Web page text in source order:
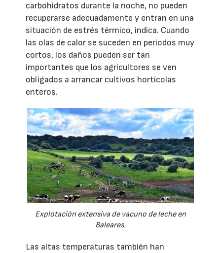
carbohidratos durante la noche, no pueden
recuperarse adecuadamente y entran en una
situación de estrés térmico, indica. Cuando
las olas de calor se suceden en periodos muy
cortos, los daños pueden ser tan
importantes que los agricultores se ven
obligados a arrancar cultivos hortícolas
enteros.
Explotación extensiva de vacuno de leche en
Baleares.
Las altas temperaturas también han